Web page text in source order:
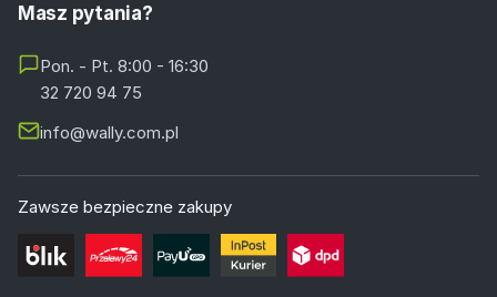
Masz pytania?
Pon. - Pt. 8:00 - 16:30
32 720 94 75
info@wally.com.pl
Zawsze bezpieczne zakupy